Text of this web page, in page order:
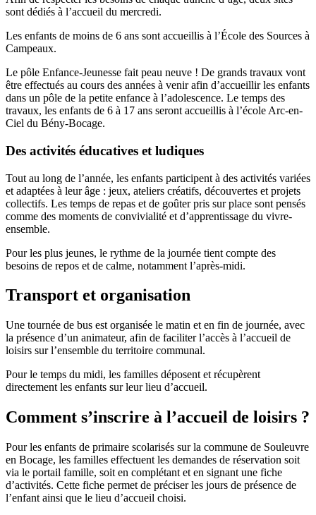
sont dédiés à l’accueil du mercredi.
Les enfants de moins de 6 ans sont accueillis à l’École des Sources à
Campeaux.
Le pôle Enfance-Jeunesse fait peau neuve ! De grands travaux vont
être effectués au cours des années à venir afin d’accueillir les enfants
dans un pôle de la petite enfance à l’adolescence. Le temps des
travaux, les enfants de 6 à 17 ans seront accueillis à l’école Arc-en-
Ciel du Bény-Bocage.
Des activités éducatives et ludiques
Tout au long de l’année, les enfants participent à des activités variées
et adaptées à leur âge : jeux, ateliers créatifs, découvertes et projets
collectifs. Les temps de repas et de goûter pris sur place sont pensés
comme des moments de convivialité et d’apprentissage du vivre-
ensemble.
Pour les plus jeunes, le rythme de la journée tient compte des
besoins de repos et de calme, notamment l’après-midi.
Transport et organisation
Une tournée de bus est organisée le matin et en fin de journée, avec
la présence d’un animateur, afin de faciliter l’accès à l’accueil de
loisirs sur l’ensemble du territoire communal.
Pour le temps du midi, les familles déposent et récupèrent
directement les enfants sur leur lieu d’accueil.
Comment s’inscrire à l’accueil de loisirs ?
Pour les enfants de primaire scolarisés sur la commune de Souleuvre
en Bocage, les familles effectuent les demandes de réservation soit
via le portail famille, soit en complétant et en signant une fiche
d’activités. Cette fiche permet de préciser les jours de présence de
l’enfant ainsi que le lieu d’accueil choisi.